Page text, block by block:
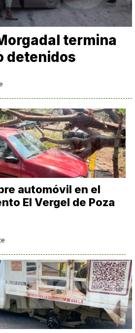
termina
detenidos
automóvil en el
El Vergel de Poza